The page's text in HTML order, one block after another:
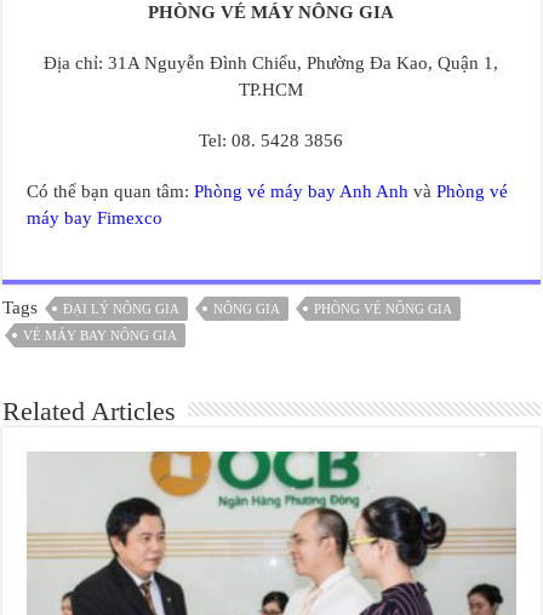
PHÒNG VÉ MÁY NÔNG GIA
Địa chỉ: 31A Nguyễn Đình Chiểu, Phường Đa Kao, Quận 1,
TP.HCM
Tel: 08. 5428 3856
Có thể bạn quan tâm:Phòng vé máy bay Anh Anh vàPhòng vé
máy bay Fimexco
Tags ĐẠI LÝ NÔNG GIA NÔNG GIA
PHÒNG VÉ NÔNG GIA
VÉ MÁY BAY NÔNG GIA
Related Articles